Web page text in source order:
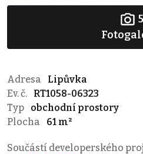
5
Adresa
Lipůvka
Ev. č.
RT1058-06323
Typ
obchodní prostory
Plocha
61 m²
Součástí developerského